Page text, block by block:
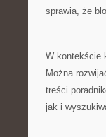
sprawia, że
W kontekście
Można
treści
jak i